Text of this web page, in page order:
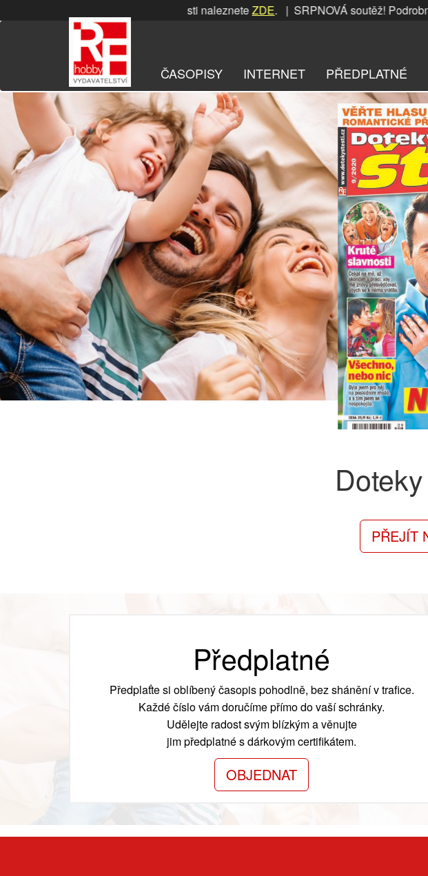
na
soutěž! Podrobnosti nalezneteZDE. | SRPNOVÁ soutěž! Podrobnosti
ČASOPISY INTERNET PŘEDPLATNÉ
PŘEJÍT
Předplatné
Předplaťte si oblíbený časopis pohodlně, bez shánění v trafice.
Každé číslo vám doručíme přímo do vaší schránky.
Udělejte radost svým blízkým a věnujte
jim předplatné s dárkovým certifikátem.
OBJEDNAT